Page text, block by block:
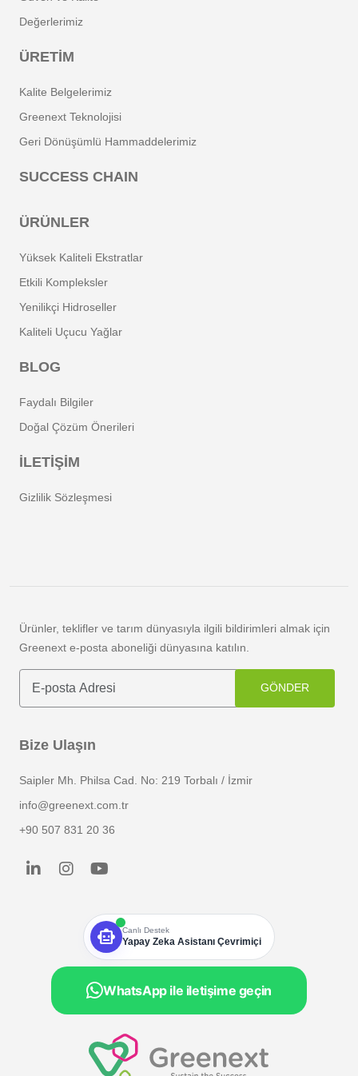
Değerlerimiz
ÜRETIM
Kalite Belgelerimiz
Greenext Teknolojisi
Geri Dönüşümlü Hammaddelerimiz
SUCCESS CHAIN
ÜRÜNLER
Yüksek Kaliteli Ekstratlar
Etkili Kompleksler
Yenilikçi Hidroseller
Kaliteli Uçucu Yağlar
BLOG
Faydalı Bilgiler
Doğal Çözüm Önerileri
İLETİŞİM
Gizlilik Sözleşmesi
Ürünler, teklifler ve tarım dünyasıyla ilgili bildirimleri almak için
Greenext e-posta aboneliği dünyasına katılın.
GÖNDER
Bize Ulaşın
Saipler Mh. Philsa Cad. No: 219 Torbalı / İzmir
info@greenext.com.tr
+90 507 831 20 36
smart_toy Canlı Destek
Yapay Zeka Asistanı Çevrimiçi
WhatsApp ile iletişime geçin